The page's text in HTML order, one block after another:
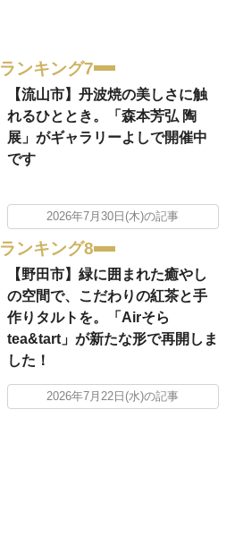
ランキング7
【流山市】丹波焼の美しさに触
れるひととき。「森本芳弘 陶
展」がギャラリーよしで開催中
です
2026年7月30日(木)の記事
ランキング8
【野田市】緑に囲まれた癒やし
の空間で、こだわりの紅茶と手
作りタルトを。「Airそら
tea&tart」が新たな形で再開しま
した！
2026年7月22日(水)の記事